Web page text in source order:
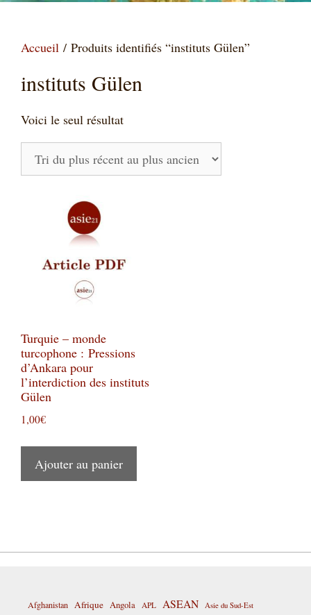
Accueil / Produits identifiés “instituts Gülen”
instituts Gülen
Voici le seul résultat
Turquie – monde
turcophone : Pressions
d’Ankara pour
l’interdiction des instituts
Gülen
1,00€
Ajouter au panier
Afghanistan Afrique Angola APL ASEAN Asie du Sud-Est